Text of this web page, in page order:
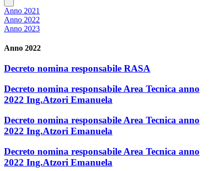
Anno 2021
Anno 2022
Anno 2023
Anno 2022
Decreto nomina responsabile RASA
Decreto nomina responsabile Area Tecnica anno
2022 Ing.Atzori Emanuela
Decreto nomina responsabile Area Tecnica anno
2022 Ing.Atzori Emanuela
Decreto nomina responsabile Area Tecnica anno
2022 Ing.Atzori Emanuela